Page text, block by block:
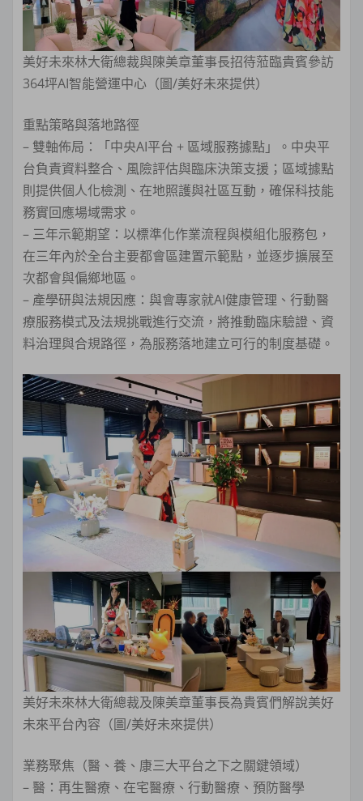
美好未來林大衛總裁與陳美章董事長招待蒞臨貴賓參訪
364坪AI智能營運中心（圖/美好未來提供）
重點策略與落地路徑
– 雙軸佈局：「中央AI平台 + 區域服務據點」。中央平
台負責資料整合、風險評估與臨床決策支援；區域據點
則提供個人化檢測、在地照護與社區互動，確保科技能
務實回應場域需求。
– 三年示範期望：以標準化作業流程與模組化服務包，
在三年內於全台主要都會區建置示範點，並逐步擴展至
次都會與偏鄉地區。
– 產學研與法規因應：與會專家就AI健康管理、行動醫
療服務模式及法規挑戰進行交流，將推動臨床驗證、資
料治理與合規路徑，為服務落地建立可行的制度基礎。
美好未來林大衛總裁及陳美章董事長為貴賓們解說美好
未來平台內容（圖/美好未來提供）
業務聚焦（醫、養、康三大平台之下之關鍵領域）
– 醫：再生醫療、在宅醫療、行動醫療、預防醫學